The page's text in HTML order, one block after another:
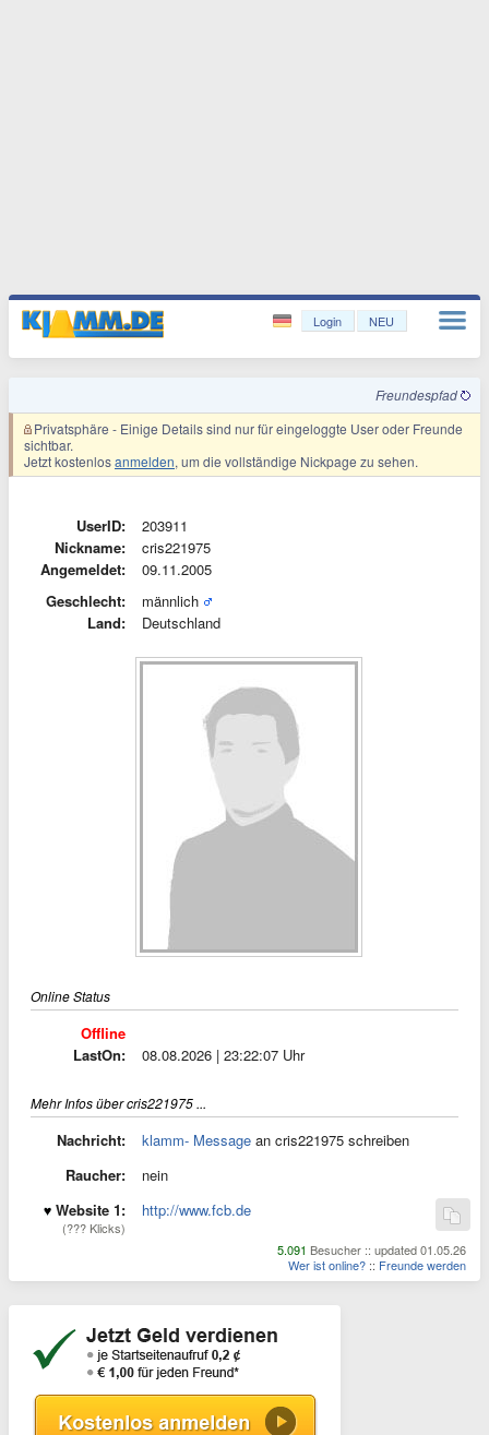
Login NEU
Freundespfad
Privatsphäre - Einige Details sind nur für eingeloggte User oder Freunde
sichtbar.
Jetzt kostenlosanmelden, um die vollständige Nickpage zu sehen.
UserID:
203911
Nickname:
cris221975
Angemeldet:
09.11.2005
Geschlecht:
männlich
Land:
Deutschland
Online Status
Offline
LastOn:
08.08.2026 | 23:22:07 Uhr
Mehr Infos über cris221975 ...
Nachricht: klamm- Message an cris221975 schreiben
Raucher:
nein
Website 1:
(??? Klicks)
http://www.fcb.de
5.091 Besucher :: updated 01.05.26
Wer ist online? :: Freunde werden